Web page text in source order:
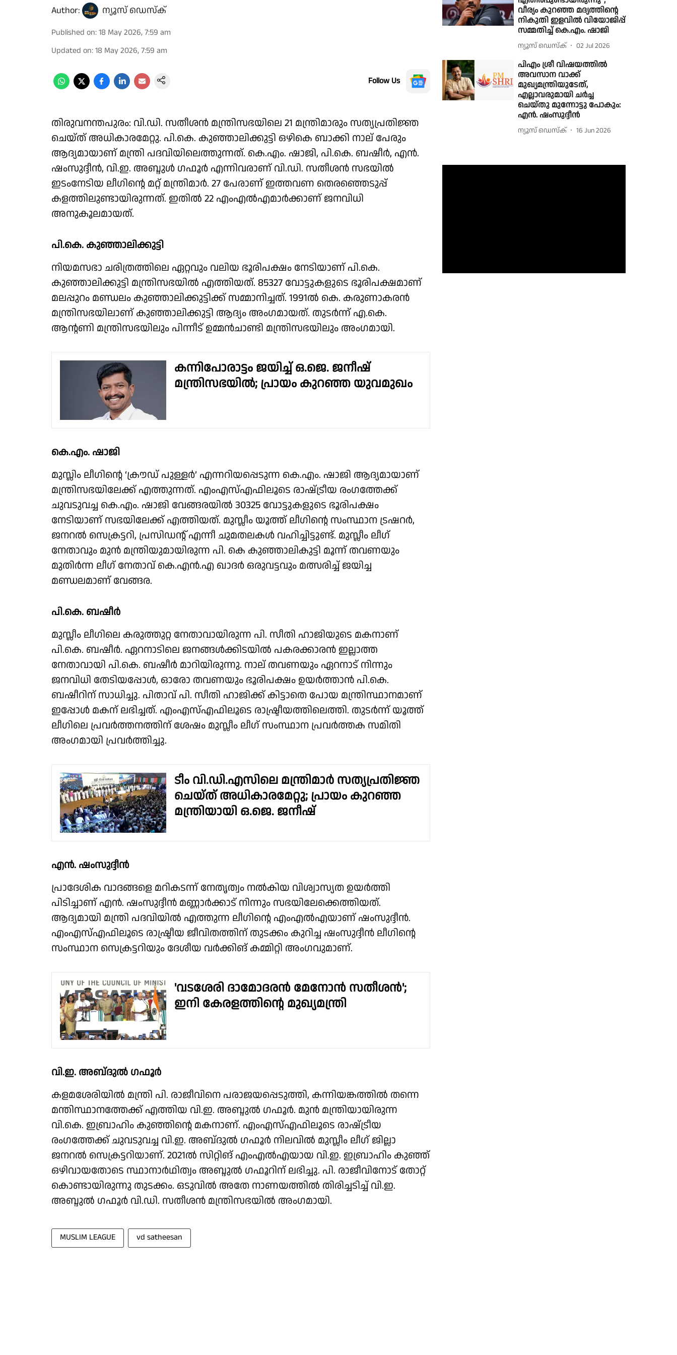
Author: ന്യൂസ് ഡെസ്ക്
Published on:18 May 2026, 7:59 am
Updated on:18 May 2026, 7:59 am
Follow Us
തിരുവനന്തപുരം: വി.ഡി. സതീശൻ മന്ത്രിസഭയിലെ 21 മന്ത്രിമാരും സത്യപ്രതിജ്ഞ
ചെയ്ത് അധികാരമേറ്റു. പി.കെ. കുഞ്ഞാലിക്കുട്ടി ഒഴികെ ബാക്കി നാല് പേരും
ആദ്യമായാണ് മന്ത്രി പദവിയിലെത്തുന്നത്. കെ.എം. ഷാജി, പി.കെ. ബഷീർ, എൻ.
ഷംസുദ്ദീൻ, വി.ഇ. അബ്ദുൾ ഗഫൂർ എന്നിവരാണ് വി.ഡി. സതീശൻ സഭയിൽ
ഇടംനേടിയ ലീഗിൻ്റെ മറ്റ് മന്ത്രിമാർ. 27 പേരാണ് ഇത്തവണ തെരഞ്ഞെടുപ്പ്
കളത്തിലുണ്ടായിരുന്നത്. ഇതിൽ 22 എംഎൽഎമാർക്കാണ് ജനവിധി
അനുകൂലമായത്.
പി.കെ. കുഞ്ഞാലിക്കുട്ടി
നിയമസഭാ ചരിത്രത്തിലെ ഏറ്റവും വലിയ ഭൂരിപക്ഷം നേടിയാണ് പി.കെ.
കുഞ്ഞാലിക്കുട്ടി മന്ത്രിസഭയിൽ എത്തിയത്. 85327 വോട്ടുകളുടെ ഭൂരിപക്ഷമാണ്
മലപ്പുറം മണ്ഡലം കുഞ്ഞാലിക്കുട്ടിക്ക് സമ്മാനിച്ചത്. 1991ൽ കെ. കരുണാകരൻ
മന്ത്രിസഭയിലാണ് കുഞ്ഞാലിക്കുട്ടി ആദ്യം അംഗമായത്. തുടർന്ന് എ.കെ.
ആൻ്റണി മന്ത്രിസഭയിലും പിന്നീട് ഉമ്മൻചാണ്ടി മന്ത്രിസഭയിലും അംഗമായി.
കന്നിപോരാട്ടം ജയിച്ച് ഒ.ജെ. ജനീഷ്
മന്ത്രിസഭയിൽ; പ്രായം കുറഞ്ഞ യുവമുഖം
കെ.എം. ഷാജി
മുസ്ലിം ലീഗിൻ്റെ ‘ക്രൗഡ്‌ പുള്ളർ’ എന്നറിയപ്പെടുന്ന കെ.എം. ഷാജി ആദ്യമായാണ്
മന്ത്രിസഭയിലേക്ക് എത്തുന്നത്. എംഎസ്എഫിലൂടെ രാഷ്‌ട്രീയ രംഗത്തേക്ക്
ചുവടുവച്ച കെ.എം. ഷാജി വേങ്ങരയിൽ 30325 വോട്ടുകളുടെ ഭൂരിപക്ഷം
നേടിയാണ് സഭയിലേക്ക് എത്തിയത്. മുസ്ലീം യൂത്ത് ലീഗിൻ്റെ സംസ്ഥാന ട്രഷറർ,
ജനറൽ സെക്രട്ടറി, പ്രസിഡൻ്റ് എന്നീ ചുമതലകൾ വഹിച്ചിട്ടുണ്ട്. മുസ്ലീം ലീഗ്
നേതാവും മുൻ മന്ത്രിയുമായിരുന്ന പി. കെ കുഞ്ഞാലികുട്ടി മൂന്ന് തവണയും
മുതിര്‍ന്ന ലീഗ് നേതാവ് കെ.എന്‍.എ ഖാദര്‍ ഒരുവട്ടവും മത്സരിച്ച് ജയിച്ച
മണ്ഡലമാണ് വേങ്ങര.
പി.കെ. ബഷീർ
മുസ്ലീം ലീഗിലെ കരുത്തുറ്റ നേതാവായിരുന്ന പി. സീതി ഹാജിയുടെ മകനാണ്
പി.കെ. ബഷീർ. ഏറനാടിലെ ജനങ്ങൾക്കിടയിൽ പകരക്കാരൻ ഇല്ലാത്ത
നേതാവായി പി.കെ. ബഷീർ മാറിയിരുന്നു. നാല് തവണയും ഏറനാട് നിന്നും
ജനവിധി തേടിയപ്പോൾ, ഓരോ തവണയും ഭൂരിപക്ഷം ഉയർത്താൻ പി.കെ.
ബഷീറിന് സാധിച്ചു. പിതാവ് പി. സീതി ഹാജിക്ക് കിട്ടാതെ പോയ മന്ത്രിസ്ഥാനമാണ്
ഇപ്പോൾ മകന് ലഭിച്ചത്. എംഎസ്എഫിലൂടെ രാഷ്ട്രീയത്തിലെത്തി. തുടർന്ന് യൂത്ത്
ലീഗിലെ പ്രവർത്തനത്തിന് ശേഷം മുസ്ലീം ലീഗ് സംസ്ഥാന പ്രവർത്തക സമിതി
അംഗമായി പ്രവർത്തിച്ചു.
ടീം വി.ഡി.എസിലെ മന്ത്രിമാർ സത്യപ്രതിജ്ഞ
ചെയ്ത് അധികാരമേറ്റു; പ്രായം കുറഞ്ഞ
മന്ത്രിയായി ഒ.ജെ. ജനീഷ്
എൻ. ഷംസുദ്ദീൻ
പ്രാദേശിക വാദങ്ങളെ മറികടന്ന് നേതൃത്വം നൽകിയ വിശ്വാസ്യത ഉയർത്തി
പിടിച്ചാണ് എൻ. ഷംസുദ്ദീൻ മണ്ണാർക്കാട് നിന്നും സഭയിലേക്കെത്തിയത്.
ആദ്യമായി മന്ത്രി പദവിയിൽ എത്തുന്ന ലീഗിൻ്റെ എംഎൽഎയാണ് ഷംസുദ്ദീൻ.
എംഎസ്‌എഫിലൂടെ രാഷ്ട്രീയ ജീവിതത്തിന് തുടക്കം കുറിച്ച ഷംസുദ്ദീൻ ലീഗിൻ്റെ
സംസ്ഥാന സെക്രട്ടറിയും ദേശീയ വർക്കിങ് കമ്മിറ്റി അംഗവുമാണ്.
'വടശേരി ദാമോദരൻ മേനോൻ സതീശൻ';
ഇനി കേരളത്തിൻ്റെ മുഖ്യമന്ത്രി
വി.ഇ. അബ്‌ദുൽ ഗഫൂർ
കളമശേരിയിൽ മന്ത്രി പി. രാജീവിനെ പരാജയപ്പെടുത്തി, കന്നിയങ്കത്തിൽ തന്നെ
മന്തിസ്ഥാനത്തേക്ക് എത്തിയ വി.ഇ. അബ്ദുൽ ഗഫൂർ. മുൻ മന്ത്രിയായിരുന്ന
വി.കെ. ഇബ്രാഹിം കുഞ്ഞിൻ്റെ മകനാണ്. എംഎസ്എഫിലൂടെ രാഷ്‌ട്രീയ
രംഗത്തേക്ക് ചുവടുവച്ച വി.ഇ. അബ്‌ദുൽ ഗഫൂർ നിലവിൽ മുസ്ലീം ലീഗ് ജില്ലാ
ജനറൽ സെക്രട്ടറിയാണ്. 2021ൽ സിറ്റിങ് എംഎൽഎയായ വി.ഇ. ഇബ്രാഹിം കുഞ്ഞ്
ഒഴിവായതോടെ സ്ഥാനാർഥിത്വം അബ്ദുൽ ഗഫൂറിന് ലഭിച്ചു. പി. രാജീവിനോട് തോറ്റ്
കൊണ്ടായിരുന്നു തുടക്കം. ഒടുവിൽ അതേ നാണയത്തിൽ തിരിച്ചടിച്ച് വി.ഇ.
അബ്ദുൽ ഗഫൂർ വി.ഡി. സതീശൻ മന്ത്രിസഭയിൽ അംഗമായി.
MUSLIM LEAGUE vd satheesan
വീര്യം കുറഞ്ഞ മദ്യത്തിന്റെ
നികുതി ഇളവിൽ വിയോജിപ്പ്
സമ്മതിച്ച് കെ.എം. ഷാജി
ന്യൂസ് ഡെസ്ക് 02 Jul 2026
പിഎം ശ്രീ വിഷയത്തിൽ
അവസാന വാക്ക്
മുഖ്യമന്ത്രിയുടേത്,
എല്ലാവരുമായി ചർച്ച
ചെയ്തു മുന്നോട്ടു പോകും:
എൻ. ഷംസുദ്ദീൻ
ന്യൂസ് ഡെസ്ക് 16 Jun 2026